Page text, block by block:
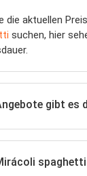
die aktuellen
suchen, hier
gibt es